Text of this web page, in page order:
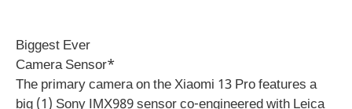
Biggest Ever
Camera Sensor*
The primary camera on the Xiaomi 13 Pro features a
big (1) Sony IMX989 sensor co-engineered with Leica